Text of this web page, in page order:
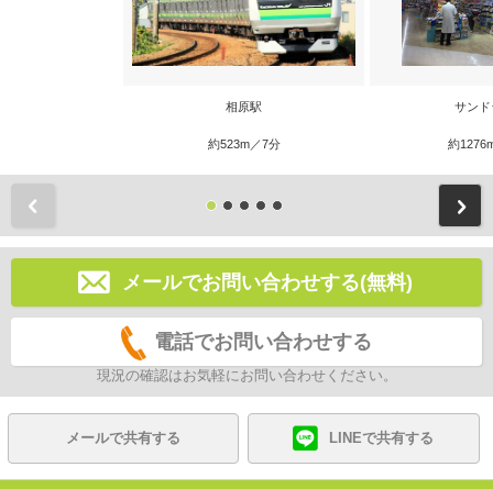
相原駅
約523m／7分
サンド
約
メールでお問い合わせする(無料)
電話でお問い合わせする
現況の確認はお気軽にお問い合わせください。
メールで共有する LINEで共有する